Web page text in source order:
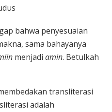
bahwa penyesuaian
sama bahayanya
menjadi amin. Betulkah
transliterasi
adalah